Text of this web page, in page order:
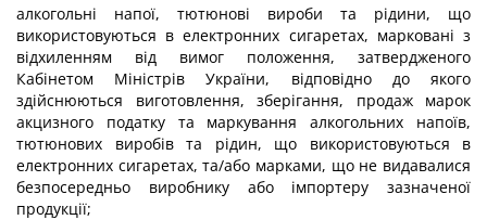
алкогольні напої, тютюнові вироби та рідини, що
використовуються в електронних сигаретах, марковані з
відхиленням від вимог положення, затвердженого
Кабінетом Міністрів України, відповідно до якого
здійснюються виготовлення, зберігання, продаж марок
акцизного податку та маркування алкогольних напоїв,
тютюнових виробів та рідин, що використовуються в
електронних сигаретах, та/або марками, що не видавалися
безпосередньо виробнику або імпортеру зазначеної
продукції;